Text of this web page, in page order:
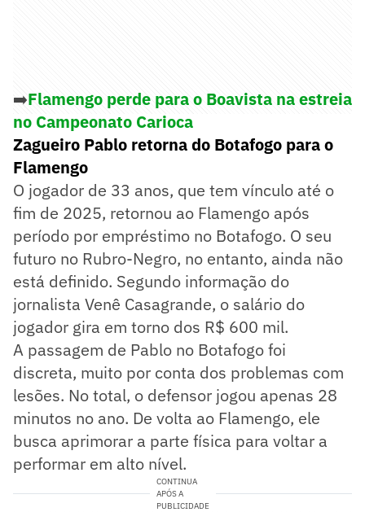
➡️Flamengo perde para o Boavista na estreia
no Campeonato Carioca
Zagueiro Pablo retorna do Botafogo para o
Flamengo
O jogador de 33 anos, que tem vínculo até o
fim de 2025, retornou ao Flamengo após
período por empréstimo no Botafogo. O seu
futuro no Rubro-Negro, no entanto, ainda não
está definido. Segundo informação do
jornalista Venê Casagrande, o salário do
jogador gira em torno dos R$ 600 mil.
A passagem de Pablo no Botafogo foi
discreta, muito por conta dos problemas com
lesões. No total, o defensor jogou apenas 28
minutos no ano. De volta ao Flamengo, ele
busca aprimorar a parte física para voltar a
performar em alto nível.
CONTINUA
APÓS A
PUBLICIDADE